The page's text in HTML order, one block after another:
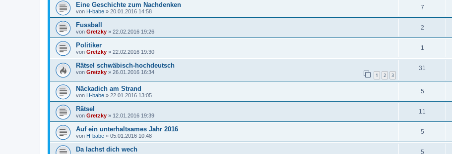
Eine Geschichte zum Nachdenken
von H-babe » 20.01.2016 14:58
7
Fussball
von Gretzky » 22.02.2016 19:26
2
Politiker
von Gretzky » 22.02.2016 19:30
1
Rätsel schwäbisch-hochdeutsch
von Gretzky » 26.01.2016 16:34 1 2 3
31
Näckadich am Strand
von H-babe » 22.01.2016 13:05
5
Rätsel
von Gretzky » 12.01.2016 19:39
11
Auf ein unterhaltsames Jahr 2016
von H-babe » 05.01.2016 10:48
5
Da lachst dich wech 5